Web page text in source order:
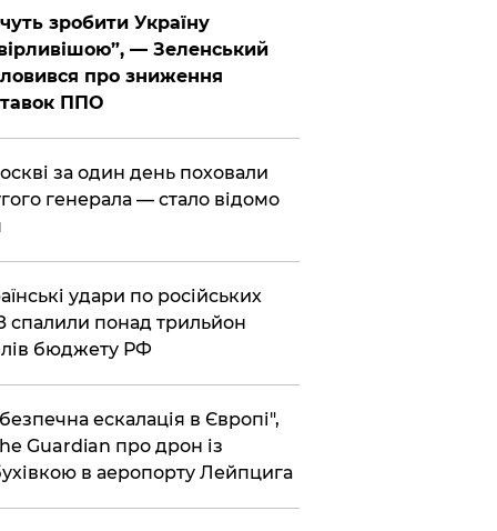
зробити Україну
— Зеленський
про зниження
ППО
за один день поховали
генерала — стало відомо
удари по російських
спалили понад трильйон
бюджету РФ
ескалація в Європі",
Guardian про дрон із
в аеропорту Лейпцига